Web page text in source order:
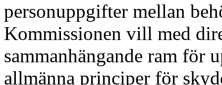
personuppgifter mellan
Kommissionen vill med
sammanhängande ram för
allmänna principer för